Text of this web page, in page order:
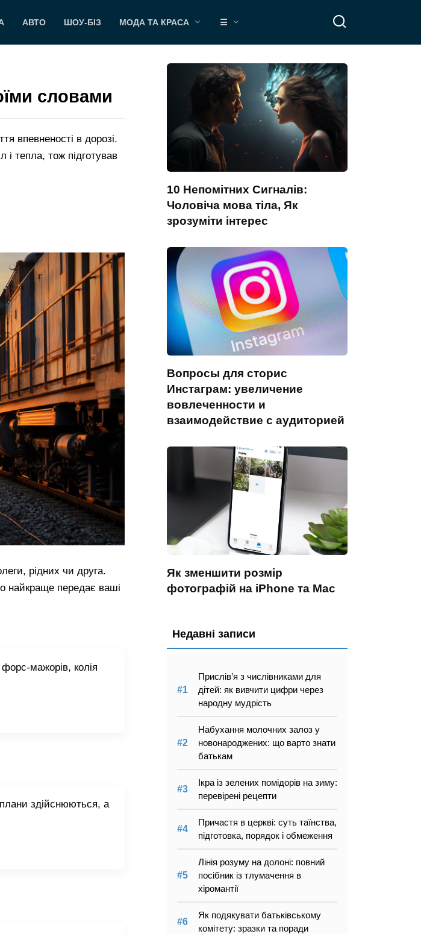
АВТО ШОУ-БІЗ МОДА ТА КРАСА ☰
словами
впевненості в дорозі.
тепла, тож підготував
рідних чи друга.
найкраще передає ваші
мажорів, колія
здійснюються, а
10 Непомітних Сигналів:
Чоловіча мова тіла, Як
зрозуміти інтерес
Вопросы для сторис
Инстаграм: увеличение
вовлеченности и
взаимодействие с аудиторией
Як зменшити розмір
фотографій на iPhone та Mac
Недавні записи
Прислів’я з числівниками для
дітей: як вивчити цифри через
народну мудрість
Набухання молочних залоз у
новонароджених: що варто знати
батькам
Ікра із зелених помідорів на зиму:
перевірені рецепти
Причастя в церкві: суть таїнства,
підготовка, порядок і обмеження
Лінія розуму на долоні: повний
посібник із тлумачення в
хіромантії
Як подякувати батьківському
комітету: зразки та поради